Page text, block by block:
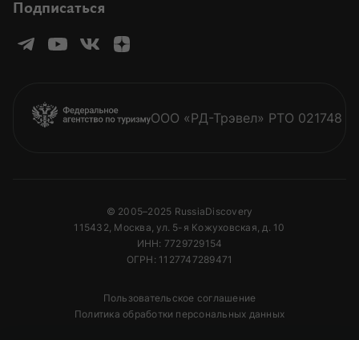
Подписаться
ООО «РД-Трэвел» РТО 021748
© 2005–2025 RussiaDiscovery
115432, Москва, ул. 5-я Кожуховская, д. 10
ИНН: 7729729154
ОГРН: 1127747289471
Пользовательское соглашение
Политика обработки персональных данных